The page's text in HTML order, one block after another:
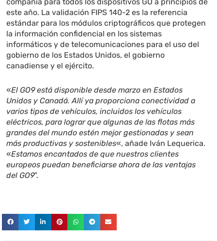
este año. La validación FIPS 140-2 es la referencia
estándar para los módulos criptográficos que protegen
la información confidencial en los sistemas
informáticos y de telecomunicaciones para el uso del
gobierno de los Estados Unidos, el gobierno
canadiense y el ejército.
«El GO9 está disponible desde marzo en Estados
Unidos y Canadá. Allí ya proporciona conectividad a
varios tipos de vehículos, incluidos los vehículos
eléctricos, para lograr que algunas de las flotas más
grandes del mundo estén mejor gestionadas y sean
más productivas y sostenibles«, añade Iván Lequerica.
«Estamos encantados de que nuestros clientes
europeos puedan beneficiarse ahora de las ventajas
del GO9”.